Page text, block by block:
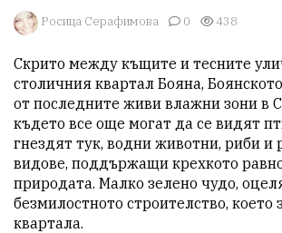
Росица Серафимова 0 438
Скрито между къщите и тесните
столичния квартал Бояна,
от последните живи влажни зони в
където все още могат да се видят
гнездят тук, водни животни, риби и
видове, поддържащи крехкото
природата. Малко зелено чудо,
безмилостното строителство, което
квартала.